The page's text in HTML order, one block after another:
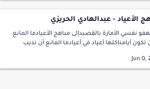
الأعياد - عبدالهادي الحريزي
نفسي الأمارة بالقصيدإلى مباهج الأعيادما المانع
تكون أيامناكلها أعياد في أعيادما المانع أن نذيب
أوقاتناإحتفالا…